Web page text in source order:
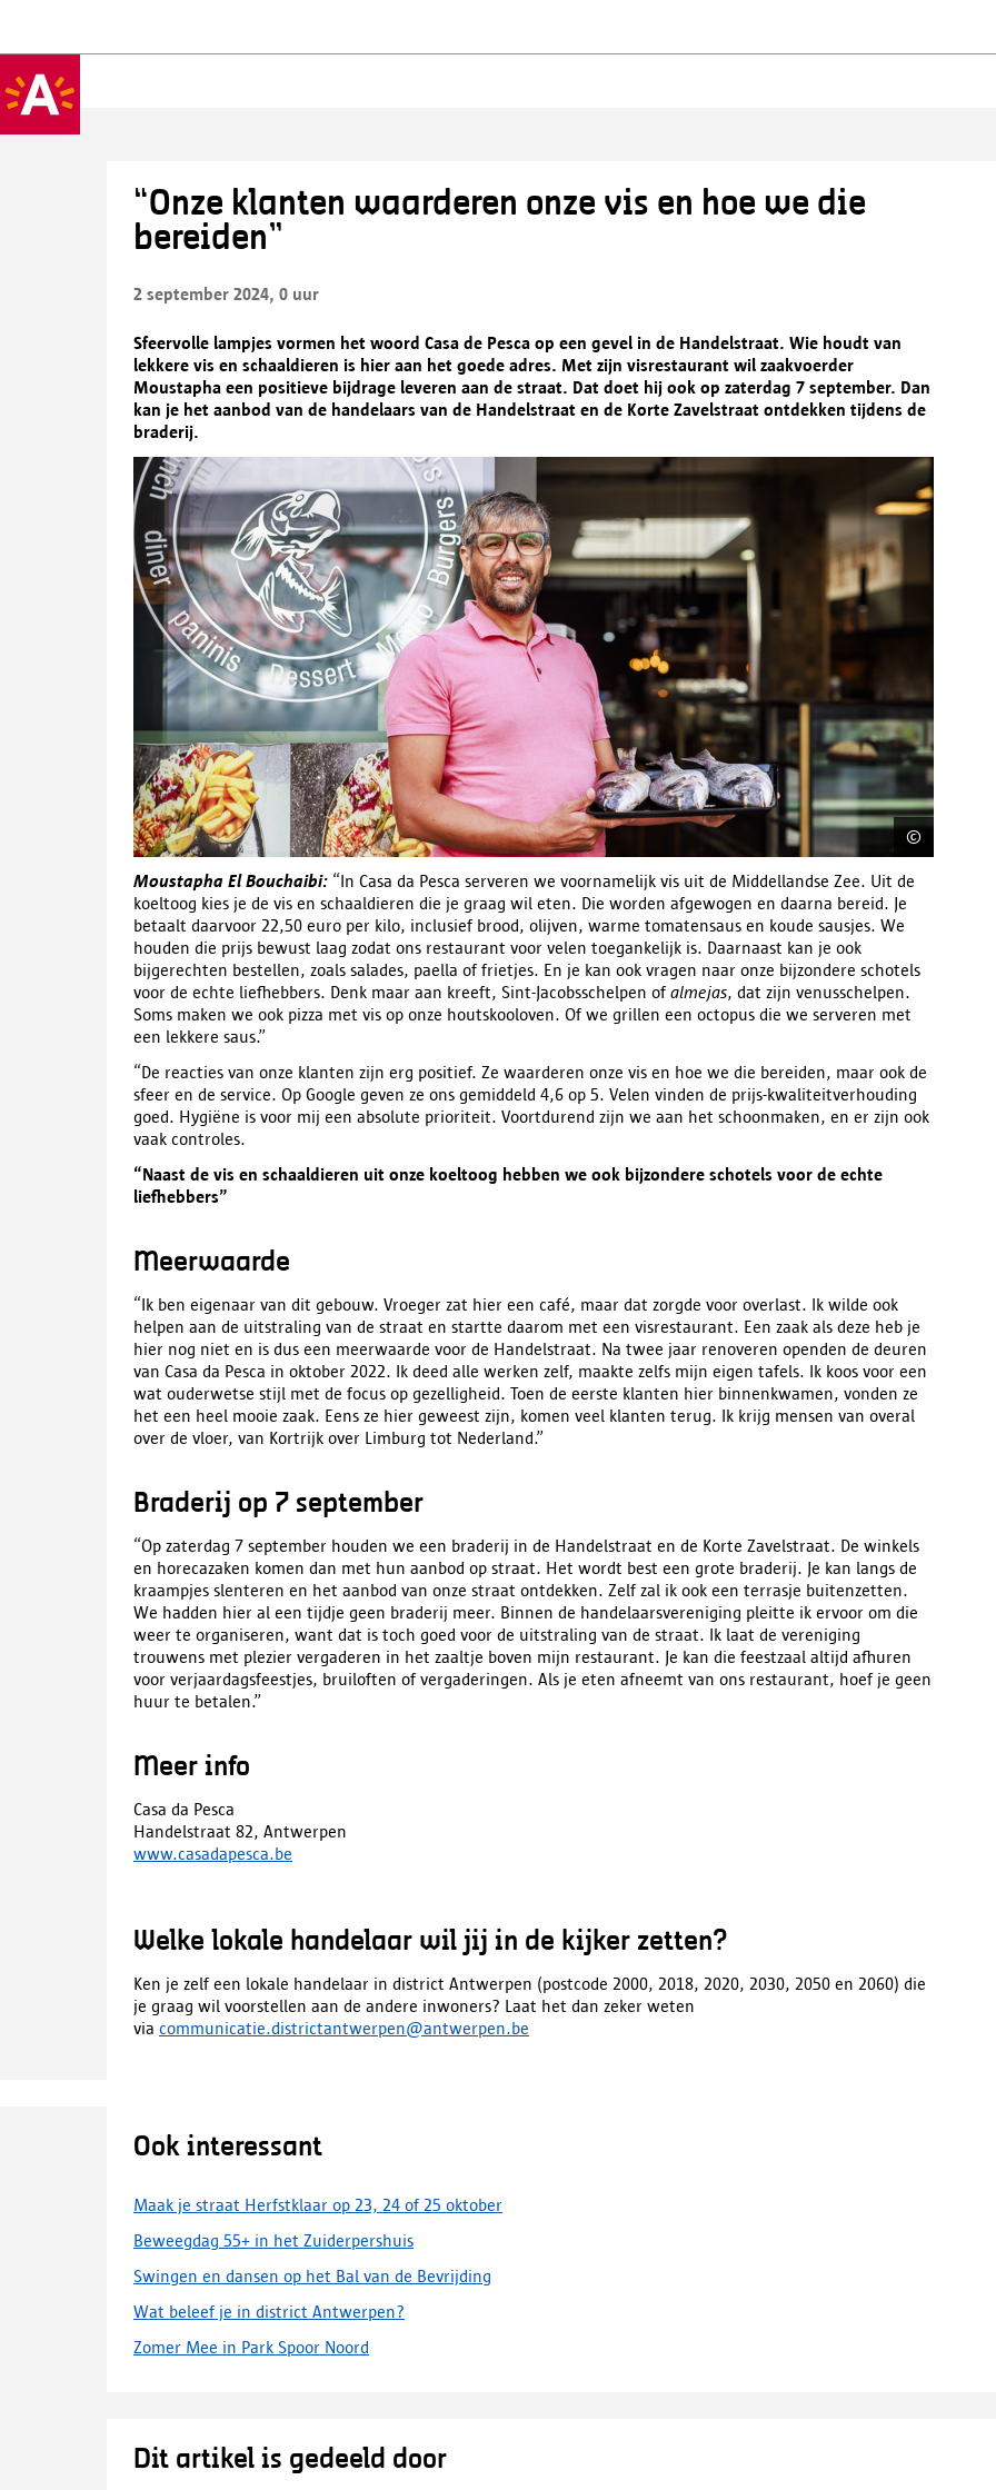
“Onze klanten waarderen onze vis en hoe we die
bereiden”
2 september 2024, 0 uur
Sfeervolle lampjes vormen het woord Casa de Pesca op een gevel in de Handelstraat. Wie houdt van
lekkere vis en schaaldieren is hier aan het goede adres. Met zijn visrestaurant wil zaakvoerder
Moustapha een positieve bijdrage leveren aan de straat. Dat doet hij ook op zaterdag 7 september. Dan
kan je het aanbod van de handelaars van de Handelstraat en de Korte Zavelstraat ontdekken tijdens de
braderij.
©
Moustapha El Bouchaibi: “In Casa da Pesca serveren we voornamelijk vis uit de Middellandse Zee. Uit de
koeltoog kies je de vis en schaaldieren die je graag wil eten. Die worden afgewogen en daarna bereid. Je
betaalt daarvoor 22,50 euro per kilo, inclusief brood, olijven, warme tomatensaus en koude sausjes. We
houden die prijs bewust laag zodat ons restaurant voor velen toegankelijk is. Daarnaast kan je ook
bijgerechten bestellen, zoals salades, paella of frietjes. En je kan ook vragen naar onze bijzondere schotels
voor de echte liefhebbers. Denk maar aan kreeft, Sint-Jacobsschelpen ofalmejas, dat zijn venusschelpen.
Soms maken we ook pizza met vis op onze houtskooloven. Of we grillen een octopus die we serveren met
een lekkere saus.”
“De reacties van onze klanten zijn erg positief. Ze waarderen onze vis en hoe we die bereiden, maar ook de
sfeer en de service. Op Google geven ze ons gemiddeld 4,6 op 5. Velen vinden de prijs-kwaliteitverhouding
goed. Hygiëne is voor mij een absolute prioriteit. Voortdurend zijn we aan het schoonmaken, en er zijn ook
vaak controles.
“Naast de vis en schaaldieren uit onze koeltoog hebben we ook bijzondere schotels voor de echte
liefhebbers”
Meerwaarde
“Ik ben eigenaar van dit gebouw. Vroeger zat hier een café, maar dat zorgde voor overlast. Ik wilde ook
helpen aan de uitstraling van de straat en startte daarom met een visrestaurant. Een zaak als deze heb je
hier nog niet en is dus een meerwaarde voor de Handelstraat. Na twee jaar renoveren openden de deuren
van Casa da Pesca in oktober 2022. Ik deed alle werken zelf, maakte zelfs mijn eigen tafels. Ik koos voor een
wat ouderwetse stijl met de focus op gezelligheid. Toen de eerste klanten hier binnenkwamen, vonden ze
het een heel mooie zaak. Eens ze hier geweest zijn, komen veel klanten terug. Ik krijg mensen van overal
over de vloer, van Kortrijk over Limburg tot Nederland.”
Braderij op 7 september
“Op zaterdag 7 september houden we een braderij in de Handelstraat en de Korte Zavelstraat. De winkels
en horecazaken komen dan met hun aanbod op straat. Het wordt best een grote braderij. Je kan langs de
kraampjes slenteren en het aanbod van onze straat ontdekken. Zelf zal ik ook een terrasje buitenzetten.
We hadden hier al een tijdje geen braderij meer. Binnen de handelaarsvereniging pleitte ik ervoor om die
weer te organiseren, want dat is toch goed voor de uitstraling van de straat. Ik laat de vereniging
trouwens met plezier vergaderen in het zaaltje boven mijn restaurant. Je kan die feestzaal altijd afhuren
voor verjaardagsfeestjes, bruiloften of vergaderingen. Als je eten afneemt van ons restaurant, hoef je geen
huur te betalen.”
Meer info
Casa da Pesca
Handelstraat 82, Antwerpen
www.casadapesca.be
Welke lokale handelaar wil jij in de kijker zetten?
Ken je zelf een lokale handelaar in district Antwerpen (postcode 2000, 2018, 2020, 2030, 2050 en 2060) die
je graag wil voorstellen aan de andere inwoners? Laat het dan zeker weten
via communicatie.districtantwerpen@antwerpen.be
Ook interessant
Maak je straat Herfstklaar op 23, 24 of 25 oktober
Beweegdag 55+ in het Zuiderpershuis
Swingen en dansen op het Bal van de Bevrijding
Wat beleef je in district Antwerpen?
Zomer Mee in Park Spoor Noord
Dit artikel is gedeeld door